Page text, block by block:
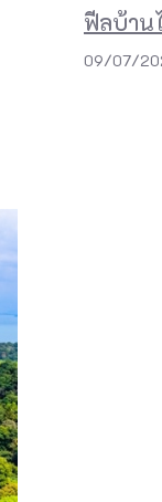
ฟีลบ้าน
09/07/